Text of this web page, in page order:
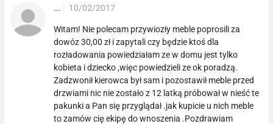
... 10/02/2017
Witam! Nie polecam przywiozły meble poprosili za
dowóz 30,00 zł i zapytali czy będzie ktoś dla
rozładowania powiedziałam ze w domu jest tylko
kobieta i dziecko ,więc powiedzieli ze ok poradzą.
Zadzwonił kierowca był sam i pozostawił meble przed
drzwiami nic nie zostało z 12 latką próbował w nieść te
pakunki a Pan się przyglądał .jak kupicie u nich meble
to zamów cię ekipę do wnoszenia .Pozdrawiam